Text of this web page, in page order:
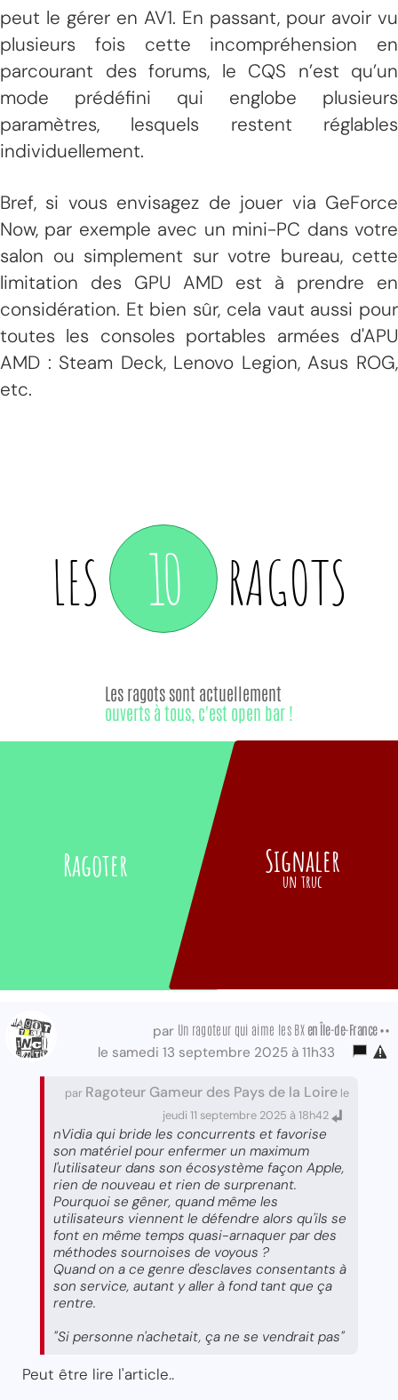
peut le gérer en AV1. En passant, pour avoir vu
plusieurs fois cette incompréhension en
parcourant des forums, le CQS n’est qu’un
mode prédéfini qui englobe plusieurs
paramètres, lesquels restent réglables
individuellement.
Bref, si vous envisagez de jouer via GeForce
Now, par exemple avec un mini-PC dans votre
salon ou simplement sur votre bureau, cette
limitation des GPU AMD est à prendre en
considération. Et bien sûr, cela vaut aussi pour
toutes les consoles portables armées d'APU
AMD : Steam Deck, Lenovo Legion, Asus ROG,
etc.
LES 10 RAGOTS
Ragoter
Les ragots sont actuellement
ouverts à tous, c'est open bar !
Signaler
un truc
par Un ragoteur qui aime les BX en Île-de-France ••
le samedi 13 septembre 2025 à 11h33
par Ragoteur Gameur des Pays de la Loire le
jeudi 11 septembre 2025 à 18h42
nVidia qui bride les concurrents et favorise
son matériel pour enfermer un maximum
l'utilisateur dans son écosystème façon Apple,
rien de nouveau et rien de surprenant.
Pourquoi se gêner, quand même les
utilisateurs viennent le défendre alors qu'ils se
font en même temps quasi-arnaquer par des
méthodes sournoises de voyous ?
Quand on a ce genre d'esclaves consentants à
son service, autant y aller à fond tant que ça
rentre.
"Si personne n'achetait, ça ne se vendrait pas"
Peut être lire l'article..